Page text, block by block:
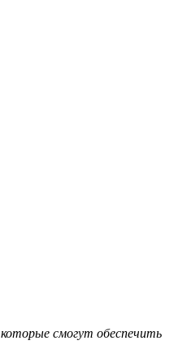
, которые смогут обеспечить